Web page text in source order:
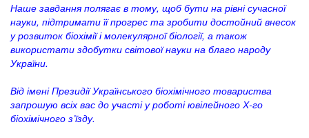
Наше завдання полягає в тому, щоб бути на рівні сучасної
науки, підтримати її прогрес та зробити достойний внесок
у розвиток біохімії і молекулярної біології, а також
використати здобутки світової науки на благо народу
України.
Від імені Президії Українського біохімічного товариства
запрошую всіх вас до участі у роботі ювілейного Х-го
біохімічного з’їзду.